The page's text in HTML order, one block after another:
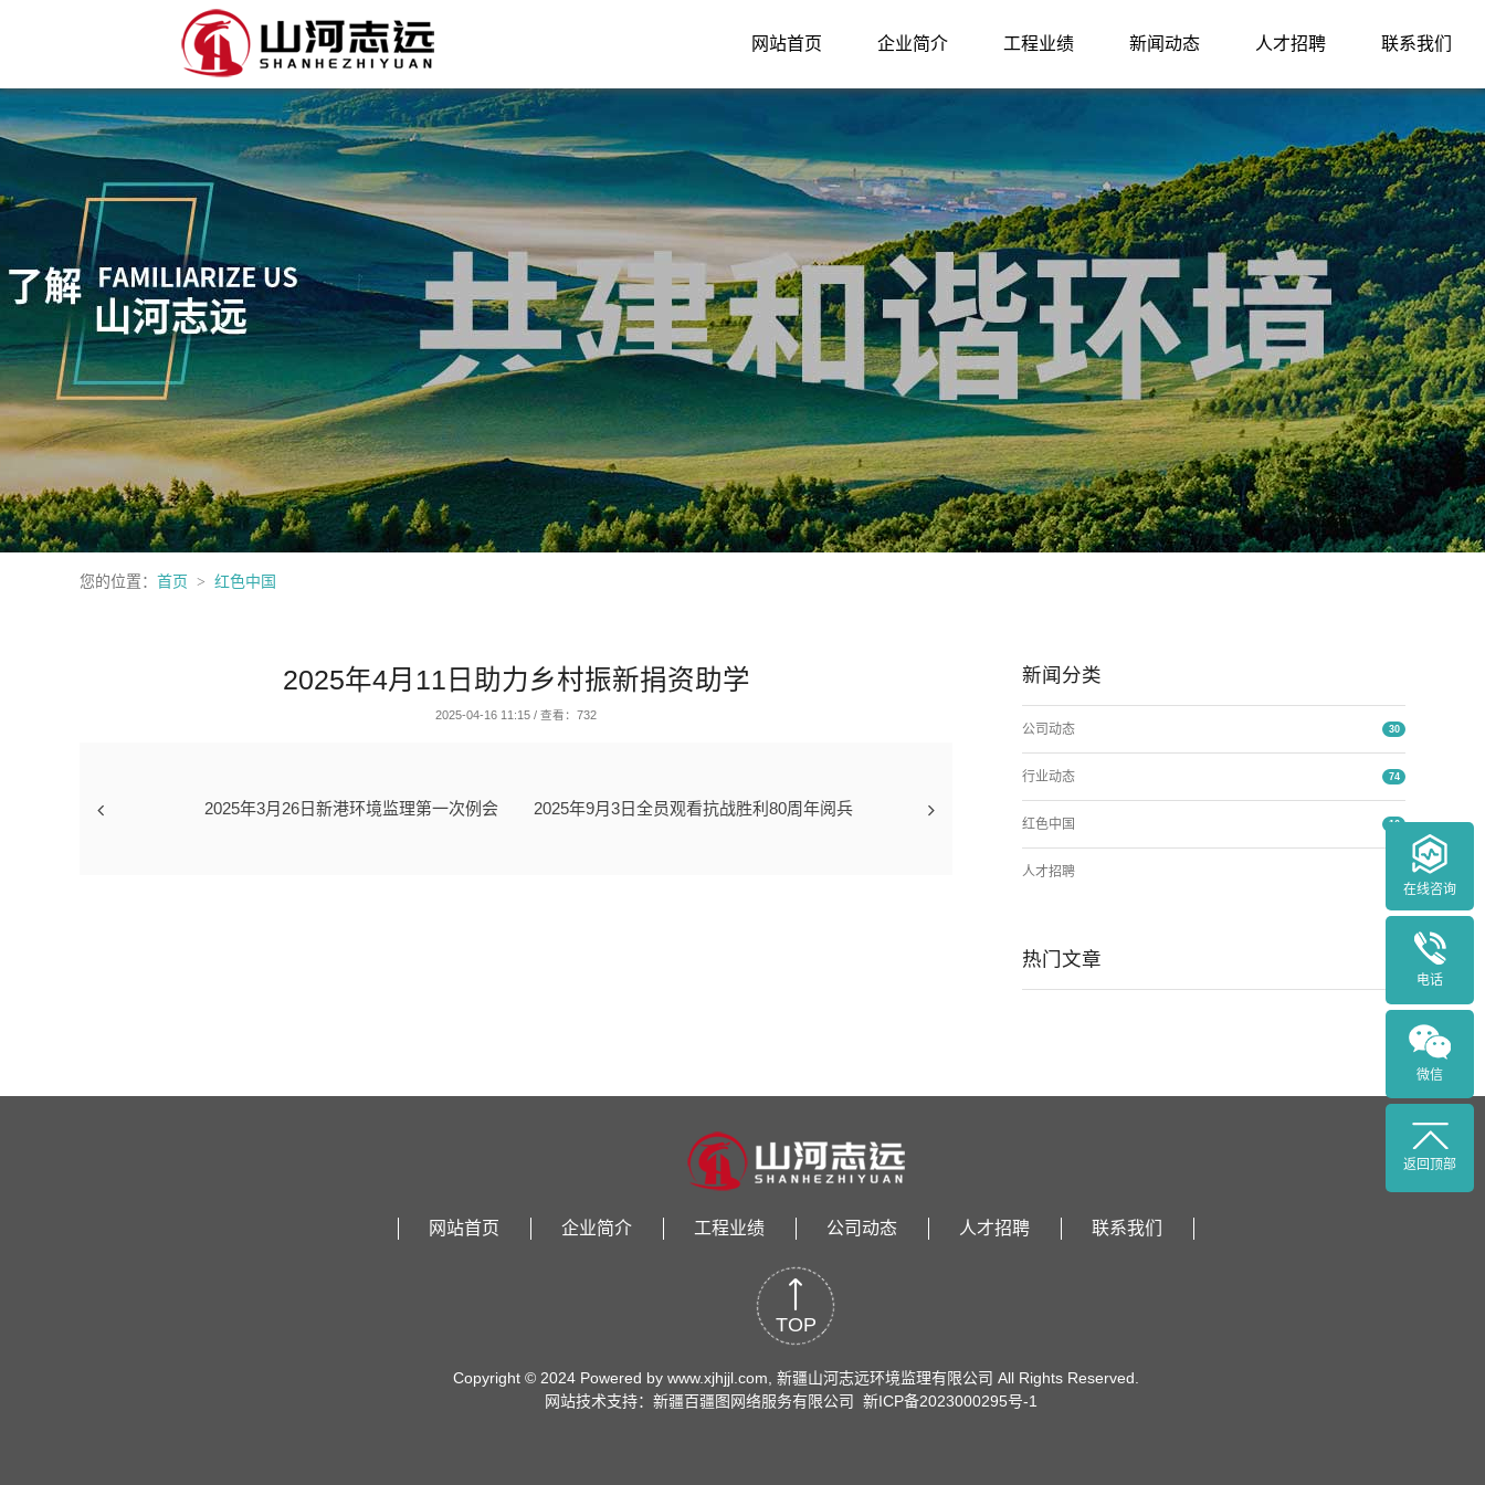
网站首页 企业简介 工程业绩 新闻动态 人才招聘 联系我们
在线咨询
电话
微信
返回顶部
您的位置： 首页 红色中国
2025年4月11日助力乡村振新捐资助学
2025-04-16 11:15 / 查看：732
2025年3月26日新港环境监理第一次例会 2025年9月3日全员观看抗战胜利80周年阅兵
新闻分类
公司动态 30
行业动态 74
红色中国 16
人才招聘
热门文章
网站首页 企业简介 工程业绩 公司动态 人才招聘 联系我们
TOP
Copyright © 2024 Powered by www.xjhjjl.com, 新疆山河志远环境监理有限公司 All Rights Reserved.
网站技术支持：新疆百疆图网络服务有限公司
新ICP备2023000295号-1